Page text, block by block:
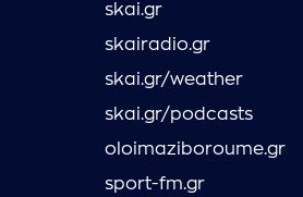
skai.gr
skairadio.gr
skai.gr/weather
skai.gr/podcasts
oloimaziboroume.gr
sport-fm.gr